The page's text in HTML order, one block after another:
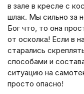
в зале в кресле с
шлак. Мы сильно за
Бог что, то она
от осколка! Если в
старались
способами и
ситуацию на
просто опасно!